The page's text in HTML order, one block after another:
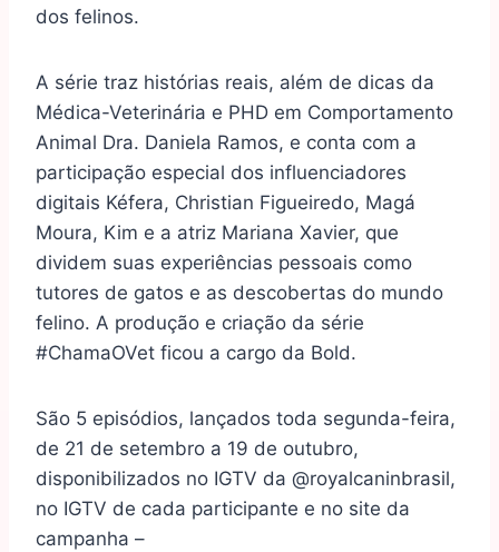
dos felinos.
A série traz histórias reais, além de dicas da
Médica-Veterinária e PHD em Comportamento
Animal Dra. Daniela Ramos, e conta com a
participação especial dos influenciadores
digitais Kéfera, Christian Figueiredo, Magá
Moura, Kim e a atriz Mariana Xavier, que
dividem suas experiências pessoais como
tutores de gatos e as descobertas do mundo
felino. A produção e criação da série
#ChamaOVet ficou a cargo da Bold.
São 5 episódios, lançados toda segunda-feira,
de 21 de setembro a 19 de outubro,
disponibilizados no IGTV da @royalcaninbrasil,
no IGTV de cada participante e no site da
campanha –